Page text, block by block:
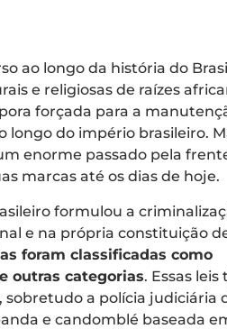
ao longo da história do
e religiosas de raízes
forçada para a
do império brasileiro.
enorme passado pela
marcas até os dias de hoje.
formulou a
e na própria constituição de
foram classificadas como
outras categorias. Essas leis
a polícia judiciária
e candomblé baseada